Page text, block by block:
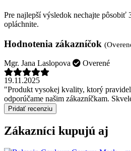
Pre najlepší výsledok nechajte pôsobiť
opláchnite.
Hodnotenia zákazníčok
Mgr. Jana Laslopova
Overené
19.11.2025
"Produkt vysokej kvality, ktorý
odporúčame našim zákazníčkam.
Pridať recenziu
Zákazníci kupujú aj